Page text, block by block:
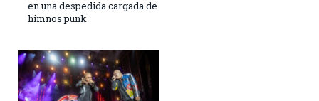
en una despedida cargada de
himnos punk